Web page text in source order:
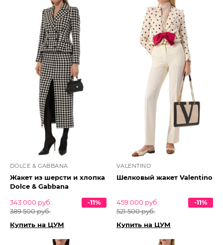
DOLCE & GABBANA
Жакет из шерсти и хлопка
Dolce & Gabbana
343 000 руб.
389 500 руб.
-11%
Купить на ЦУМ
VALENTINO
Шелковый жакет Valentino
459 000 руб.
521 500 руб.
-11%
Купить на ЦУМ